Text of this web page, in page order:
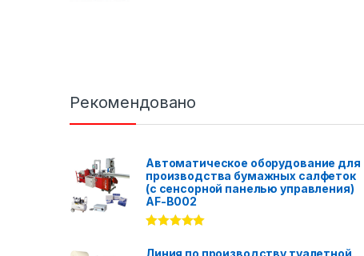
Рекомендовано
Автоматическое оборудование для
производства бумажных салфеток
(с сенсорной панелью управления)
AF-B002
out of 5
Линия по производству туалетной